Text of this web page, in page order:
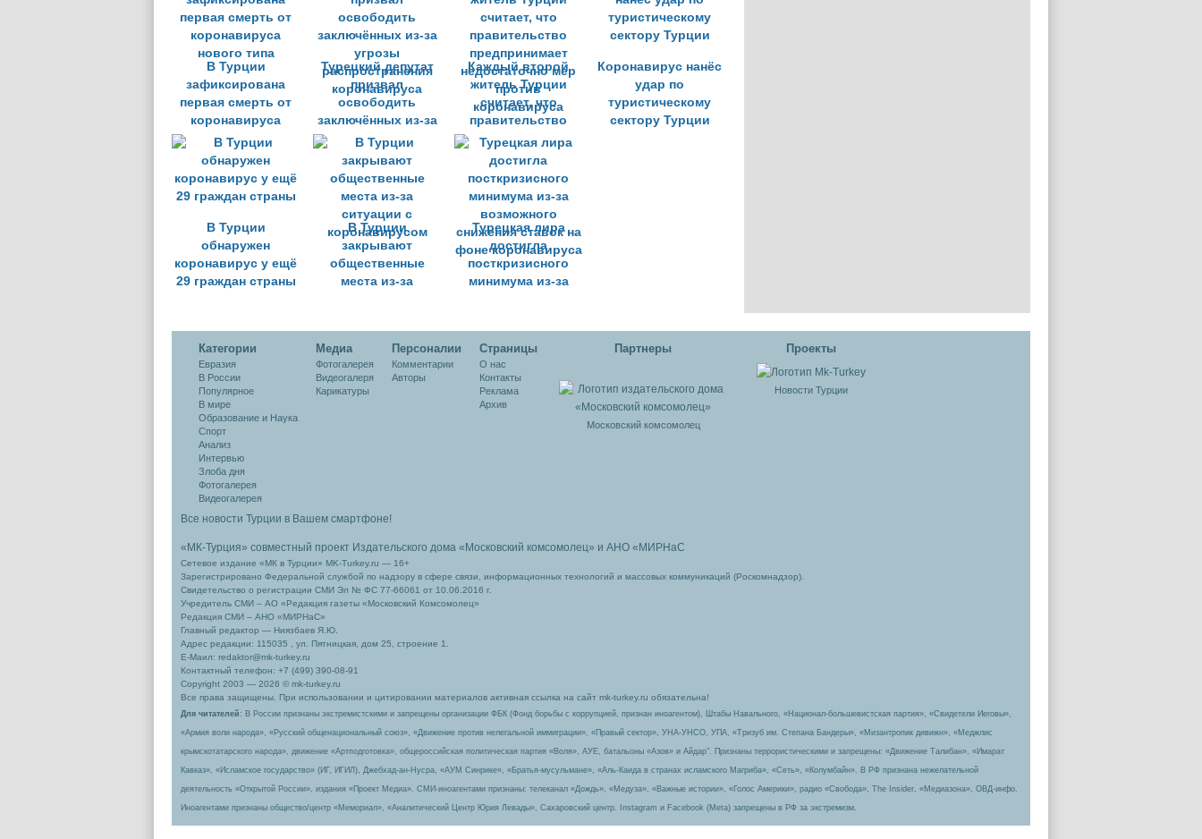
коронавирусе
добровольный
карантин
в связи со
вспышкой
В Турции
зафиксирована
первая смерть от
коронавируса
нового типа
Турецкий депутат
призвал
освободить
заключённых из-за
угрозы
распространения
коронавируса
Каждый второй
житель Турции
считает, что
правительство
предпринимает
недостаточно мер
против
коронавируса
Коронавирус нанёс
удар по
туристическому
сектору Турции
В Турции
обнаружен
коронавирус у ещё
29 граждан страны
В Турции
закрывают
общественные
места из-за
Турецкая лира
достигла
посткризисного
минимума из-за
фоне коронавируса
Категории
Евразия
В России
Популярное
В мире
Образование и Наука
Спорт
Анализ
Интервью
Злоба дня
Фотогалерея
Видеогалерея
Медиа
Фотогалерея
Видеогалеря
Карикатуры
Персоналии
Комментарии
Авторы
Cтраницы
О нас
Контакты
Реклама
Архив
Партнеры
Московский комсомолец
Проекты
Новости Турции
Все новости Турции в Вашем смартфоне!
«МК-Турция» совместный проект Издательского дома «Московский комсомолец» и АНО «МИРНаС
Сетевое издание «МК в Турции» MK-Turkey.ru — 16+
Зарегистрировано Федеральной службой по надзору в сфере связи, информационных технологий и массовых коммуникаций (Роскомнадзор).
Свидетельство о регистрации СМИ Эл № ФС 77-66061 от 10.06.2016 г.
Учредитель СМИ – АО «Редакция газеты «Московский Комсомолец»
Редакция СМИ – АНО «МИРНаС»
Главный редактор — Ниязбаев Я.Ю.
Адрес редакции: 115035 , ул. Пятницкая, дом 25, строение 1.
Е-Маил: redaktor@mk-turkey.ru
Контактный телефон: +7 (499) 390-08-91
Copyright 2003 — 2026 © mk-turkey.ru
Все права защищены. При использовании и цитировании материалов активная ссылка на сайт mk-turkey.ru обязательна!
Для читателей : В России признаны экстремистскими и запрещены организации ФБК (Фонд борьбы с коррупцией, признан иноагентом), Штабы Навального, «Национал-большевистская партия», «Свидетели Иеговы»,
«Армия воли народа», «Русский общенациональный союз», «Движение против нелегальной иммиграции», «Правый сектор», УНА-УНСО, УПА, «Тризуб им. Степана Бандеры», «Мизантропик дивижн», «Меджлис
крымскотатарского народа», движение «Артподготовка», общероссийская политическая партия «Воля», АУЕ, батальоны «Азов» и Айдар″. Признаны террористическими и запрещены: «Движение Талибан», «Имарат
Кавказ», «Исламское государство» (ИГ, ИГИЛ), Джебхад-ан-Нусра, «АУМ Синрике», «Братья-мусульмане», «Аль-Каида в странах исламского Магриба», «Сеть», «Колумбайн». В РФ признана нежелательной
деятельность «Открытой России», издания «Проект Медиа». СМИ-иноагентами признаны: телеканал «Дождь», «Медуза», «Важные истории», «Голос Америки», радио «Свобода», The Insider, «Медиазона», ОВД-инфо.
Иноагентами признаны общество/центр «Мемориал», «Аналитический Центр Юрия Левады», Сахаровский центр. Instagram и Facebook (Metа) запрещены в РФ за экстремизм.